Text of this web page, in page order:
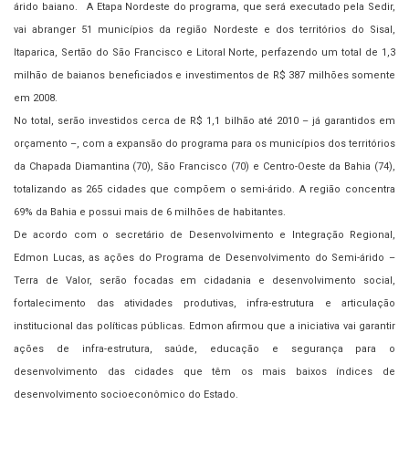
árido baiano. A Etapa Nordeste do programa, que será executado pela Sedir,
vai abranger 51 municípios da região Nordeste e dos territórios do Sisal,
Itaparica, Sertão do São Francisco e Litoral Norte, perfazendo um total de 1,3
milhão de baianos beneficiados e investimentos de R$ 387 milhões somente
em 2008.
No total, serão investidos cerca de R$ 1,1 bilhão até 2010 – já garantidos em
orçamento –, com a expansão do programa para os municípios dos territórios
da Chapada Diamantina (70), São Francisco (70) e Centro-Oeste da Bahia (74),
totalizando as 265 cidades que compõem o semi-árido. A região concentra
69% da Bahia e possui mais de 6 milhões de habitantes.
De acordo com o secretário de Desenvolvimento e Integração Regional,
Edmon Lucas, as ações do Programa de Desenvolvimento do Semi-árido –
Terra de Valor, serão focadas em cidadania e desenvolvimento social,
fortalecimento das atividades produtivas, infra-estrutura e articulação
institucional das políticas públicas. Edmon afirmou que a iniciativa vai garantir
ações de infra-estrutura, saúde, educação e segurança para o
desenvolvimento das cidades que têm os mais baixos índices de
desenvolvimento socioeconômico do Estado.